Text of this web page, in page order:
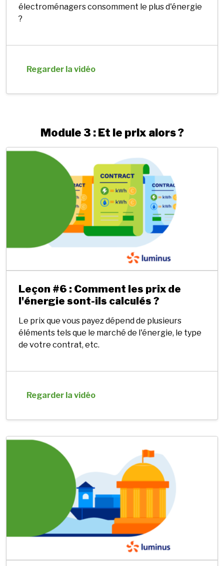
électroménagers consomment le plus d'énergie
?
Regarder la vidéo
Module 3 : Et le prix alors ?
Leçon #6 : Comment les prix de
l'énergie sont-ils calculés ?
Le prix que vous payez dépend de plusieurs
éléments tels que le marché de l'énergie, le type
de votre contrat, etc.
Regarder la vidéo